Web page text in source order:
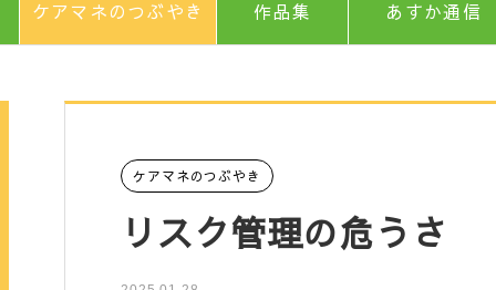
ケアマネのつぶやき 作品集 あすか通信
ケアマネのつぶやき
リスク管理の危うさ